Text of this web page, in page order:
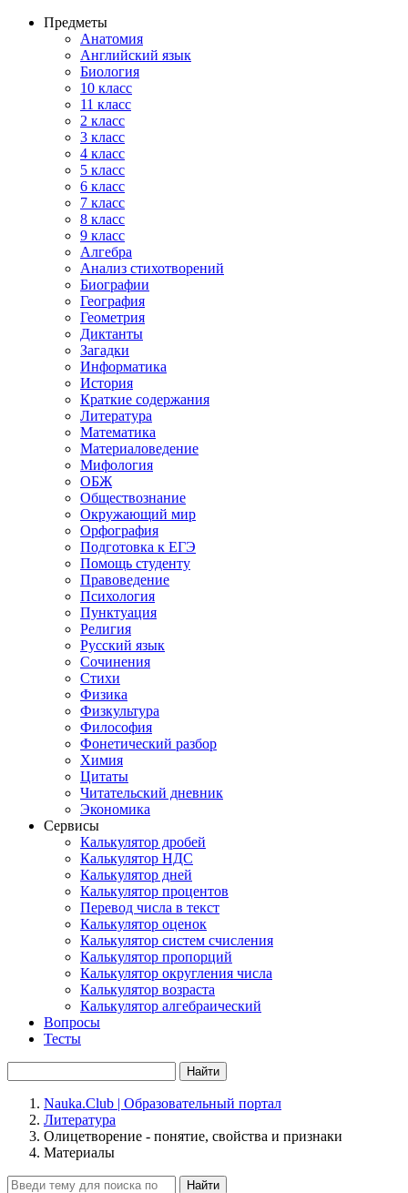
Предметы
Анатомия
Английский язык
Биология
10 класс
11 класс
2 класс
3 класс
4 класс
5 класс
6 класс
7 класс
8 класс
9 класс
Алгебра
Анализ стихотворений
Биографии
География
Геометрия
Диктанты
Загадки
Информатика
История
Краткие содержания
Литература
Математика
Материаловедение
Мифология
ОБЖ
Обществознание
Окружающий мир
Орфография
Подготовка к ЕГЭ
Помощь студенту
Правоведение
Психология
Пунктуация
Религия
Русский язык
Сочинения
Стихи
Физика
Физкультура
Философия
Фонетический разбор
Химия
Цитаты
Читательский дневник
Экономика
Сервисы
Калькулятор дробей
Калькулятор НДС
Калькулятор дней
Калькулятор процентов
Перевод числа в текст
Калькулятор оценок
Калькулятор систем счисления
Калькулятор пропорций
Калькулятор округления числа
Калькулятор возраста
Калькулятор алгебраический
Вопросы
Тесты
Найти
Nauka.Club | Образовательный портал
Литература
Олицетворение - понятие, свойства и признаки
Материалы
Найти